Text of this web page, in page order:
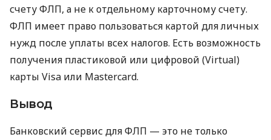
счету ФЛП, а не к отдельному карточному счету.
ФЛП имеет право пользоваться картой для личных
нужд после уплаты всех налогов. Есть возможность
получения пластиковой или цифровой (Virtual)
карты Visa или Mastercard.
Вывод
Банковский сервис для ФЛП — это не только